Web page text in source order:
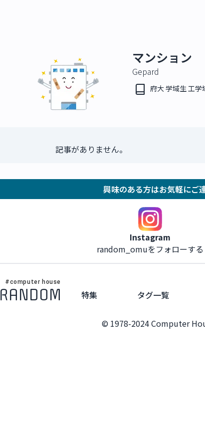
マンション
Gepard
府大 学域生 工
記事がありません。
興味のある方はお気軽にご
Instagram
random_omuをフォローする
#computer house
RANDOM 特集 タグ一覧
© 1978-2024 Computer